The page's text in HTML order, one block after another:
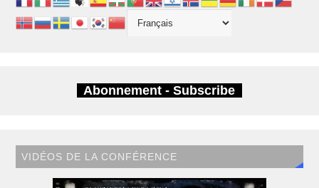
Abonnement - Subscribe
VIDÉOS DE LA CONFÉRENCE